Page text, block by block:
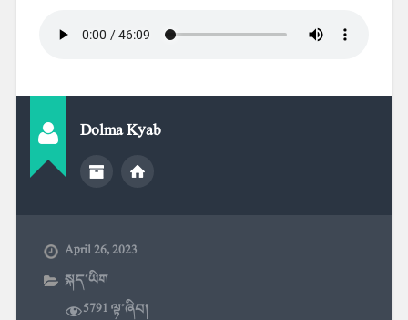
Dolma Kyab
April 26, 2023
སྐད་ཡིག
5791 ལྟ་ཞིབ།